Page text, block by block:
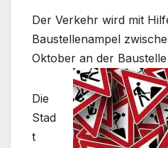
Der Verkehr wird mit
Baustellenampel
Oktober an der
Die
Stad
t